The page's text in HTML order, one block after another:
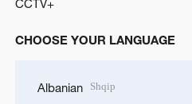
CHOOSE YOUR LANGUAGE
Albanian Shqip